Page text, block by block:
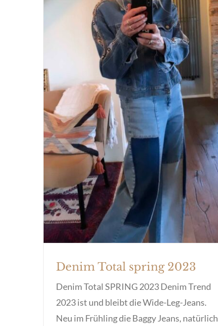
Denim Total spring 2023
Denim Total spring 2023
Denim Total SPRING 2023 Denim Trend
2023 ist und bleibt die Wide-Leg-Jeans.
Neu im Frühling die Baggy Jeans, natürlich